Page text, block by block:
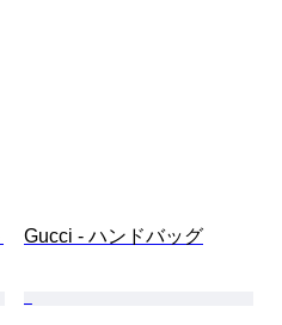
Gucci - ハンドバッグ